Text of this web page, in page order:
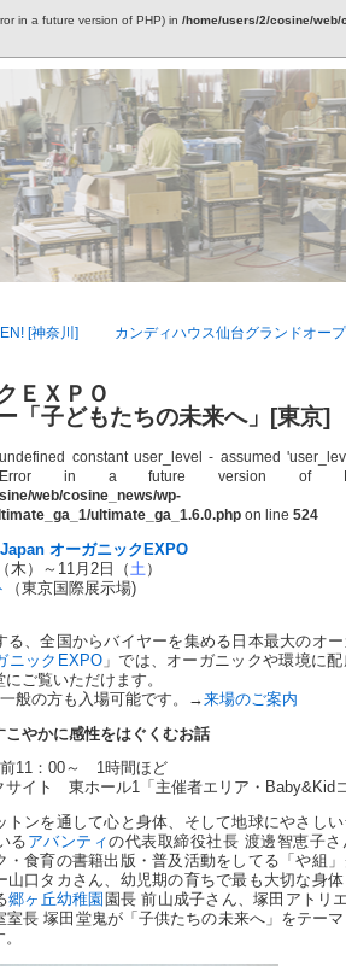
in a future version of PHP) in /home/users/2/cosine/web/
[神奈川] カンディハウス仙台グランドオー
ＥＸＰＯ
「子どもたちの未来へ」[東京]
constant user_level - assumed
in a future version of
web/cosine_news/wp-
ultimate_ga_1.6.0.php on line 524
オーガニックEXPO
木）～11月2日（ 土 ）
（東京国際展示場)
る、全国からバイヤーを集める日本最大のオ
ニックEXPO」では、オーガニックや環境に
ご覧いただけます。
般の方も入場可能です。→来場のご案内
こやかに感性をはぐくむお話
前11：00～ 1時間ほど
サイト 東ホール1「主催者エリア・Baby&Kidコ
トンを通して心と身体、そして地球にやさしい
る アバンティの代表取締役社長 渡邊智恵子さ
・食育の書籍出版・普及活動をしてる「や組
山口タカさん、幼児期の育ちで最も大切な身
郷ヶ丘幼稚園 園長 前山成子さん、塚田アトリ
室長 塚田堂鬼が「子供たちの未来へ」をテー